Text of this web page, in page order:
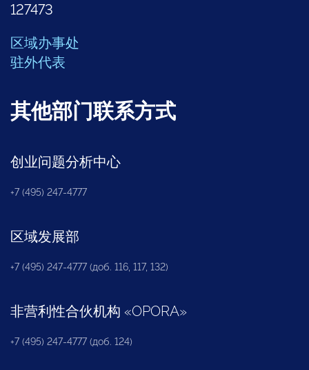
127473
区域办事处
驻外代表
其他部门联系方式
创业问题分析中心
+7 (495) 247-4777
区域发展部
+7 (495) 247-4777 (доб. 116, 117, 132)
非营利性合伙机构 «OPORA»
+7 (495) 247-4777 (доб. 124)